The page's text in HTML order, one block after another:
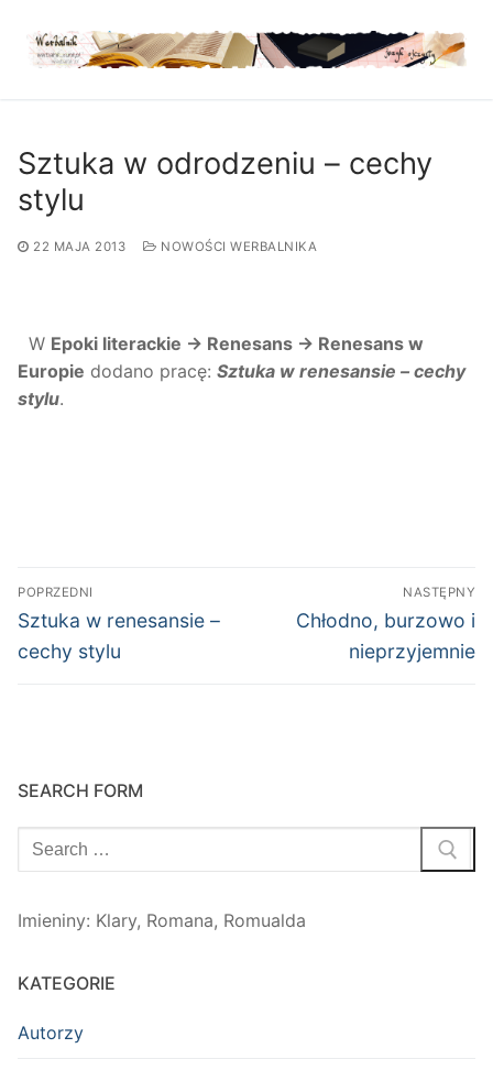
treści
Sztuka w odrodzeniu – cechy
stylu
22 MAJA 2013 NOWOŚCI WERBALNIKA
W Epoki literackie → Renesans → Renesans w
Europie dodano pracę: Sztuka w renesansie – cechy
stylu.
Nawigacja
wpisu
POPRZEDNI
Poprzedni
wpis:
Sztuka w renesansie –
cechy stylu
NASTĘPNY
Następny
Chłodno, burzowo i
nieprzyjemnie
SEARCH FORM
Szukaj:
Imieniny: Klary, Romana, Romualda
KATEGORIE
Autorzy